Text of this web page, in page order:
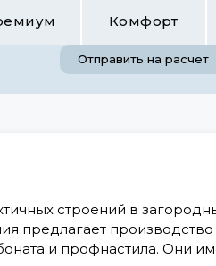
Комфорт
Отправить на расчет
строений в
предлагает
и профнастила. Они